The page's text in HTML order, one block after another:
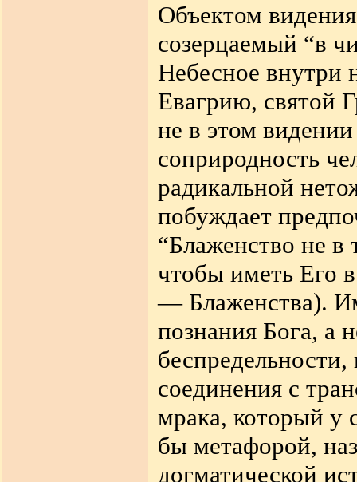
Объектом
созерцаемый “в
Небесное внутри
Евагрию, святой
не в этом
соприродность
радикальной
побуждает
“Блаженство не в
чтобы иметь Его
— Блаженства).
познания Бога, а
беспредельности,
соединения с
мрака, который у
бы метафорой,
догматической